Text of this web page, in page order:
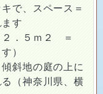
で、スペース＝
す
２．５ｍ２ ＝
）
斜地の庭の上に
（神奈川県、横